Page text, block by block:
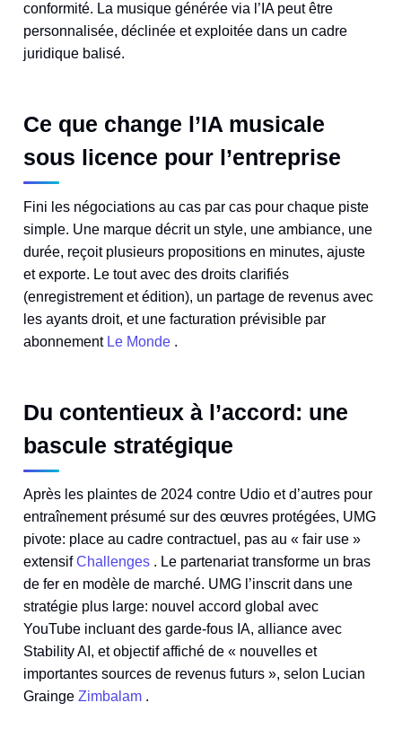
conformité. La musique générée via l’IA peut être
personnalisée, déclinée et exploitée dans un cadre
juridique balisé.
Ce que change l’IA musicale
sous licence pour l’entreprise
Fini les négociations au cas par cas pour chaque piste
simple. Une marque décrit un style, une ambiance, une
durée, reçoit plusieurs propositions en minutes, ajuste
et exporte. Le tout avec des droits clarifiés
(enregistrement et édition), un partage de revenus avec
les ayants droit, et une facturation prévisible par
abonnement Le Monde .
Du contentieux à l’accord: une
bascule stratégique
Après les plaintes de 2024 contre Udio et d’autres pour
entraînement présumé sur des œuvres protégées, UMG
pivote: place au cadre contractuel, pas au « fair use »
extensifChallenges . Le partenariat transforme un bras
de fer en modèle de marché. UMG l’inscrit dans une
stratégie plus large: nouvel accord global avec
YouTube incluant des garde-fous IA, alliance avec
Stability AI, et objectif affiché de « nouvelles et
importantes sources de revenus futurs », selon Lucian
Grainge Zimbalam .